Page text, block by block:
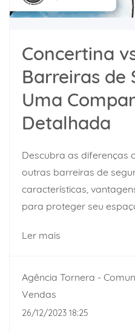
Concertina
Barreiras de
Uma
Detalhada
Descubra as diferenças
outras barreiras de
características,
para proteger seu
Ler mais
Agência Tornera -
Vendas
26/12/2023 18:25